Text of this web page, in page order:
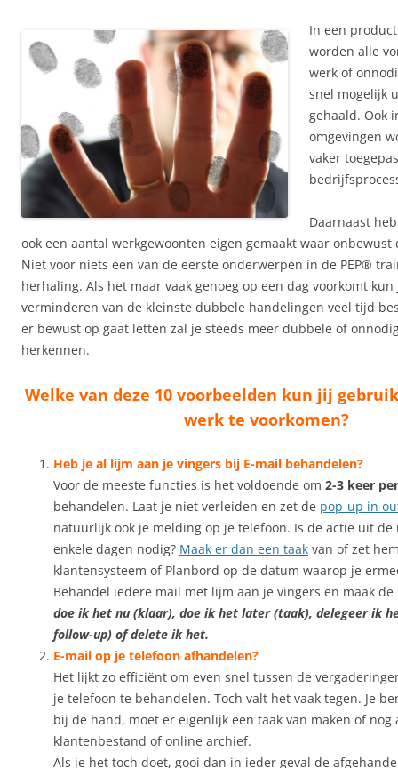
In een
worden alle
werk of
snel mogelijk
gehaald. Ook
omgevingen
vaker
Daarnaast
ook een aantal werkgewoonten eigen gemaakt waar
Niet voor niets een van de eerste onderwerpen in de PEP®
herhaling. Als het maar vaak genoeg op een dag voorkomt
verminderen van de kleinste dubbele handelingen veel tijd
er bewust op gaat letten zal je steeds meer dubbele of
herkennen.
Welke van deze 10 voorbeelden kun jij
werk te voorkomen?
Heb je al lijm aan je vingers bij E-mail behandelen?
Voor de meeste functies is het voldoende om 2-3 keer
behandelen. Laat je niet verleiden en zet de pop-up in
natuurlijk ook je melding op je telefoon. Is de actie uit de
enkele dagen nodig? Maak er dan een taak van of zet
klantensysteem of Planbord op de datum waarop je
Behandel iedere mail met lijm aan je vingers en maak de
doe ik het nu (klaar), doe ik het later (taak), delegeer ik
follow-up) of delete ik het.
E-mail op je telefoon afhandelen?
Het lijkt zo efficiënt om even snel tussen de
je telefoon te behandelen. Toch valt het vaak tegen. Je
bij de hand, moet er eigenlijk een taak van maken of
klantenbestand of online archief.
Als je het toch doet, gooi dan in ieder geval de